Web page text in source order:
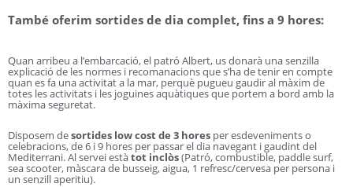
També oferim sortides de dia complet, fins a 9 hores:
Quan arribeu a l’embarcació, el patró Albert, us donarà una senzilla
explicació de les normes i recomanacions que s’ha de tenir en compte
quan es fa una activitat a la mar, perquè pugueu gaudir al màxim de
totes les activitats i les joguines aquàtiques que portem a bord amb la
màxima seguretat.
Disposem desortides low cost de 3 hores per esdeveniments o
celebracions, de 6 i 9 hores per passar el dia navegant i gaudint del
Mediterrani. Al servei estàtot inclòs(Patró, combustible, paddle surf,
sea scooter, màscara de busseig, aigua, 1 refresc/cervesa per persona i
un senzill aperitiu).